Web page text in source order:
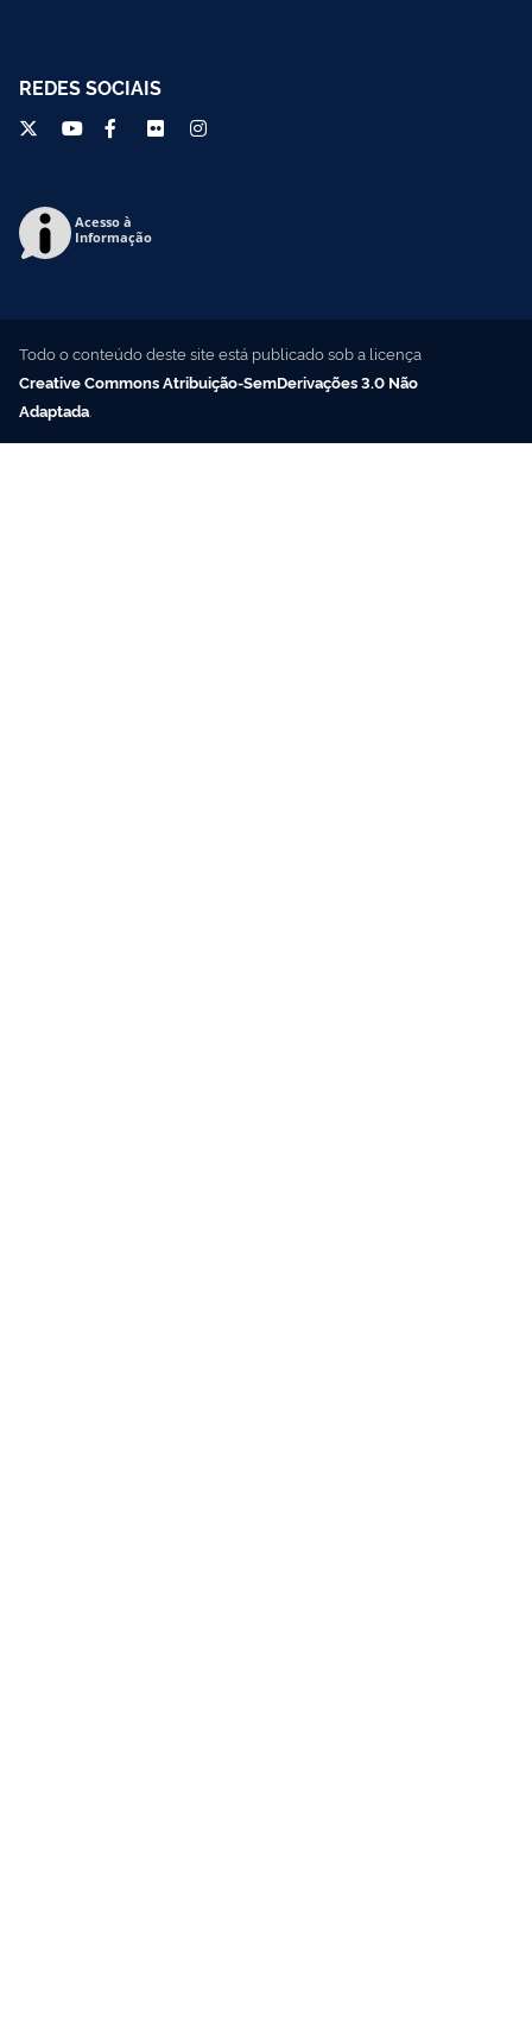
REDES SOCIAIS
Acesso à
Informação
Todo o conteúdo deste site está publicado sob a licença
Creative Commons Atribuição-SemDerivações 3.0 Não
Adaptada